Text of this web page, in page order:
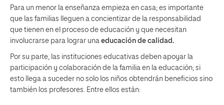
Para un menor la enseñanza empieza en casa; es importante
que las familias lleguen a concientizar de la responsabilidad
que tienen en el proceso de educación y que necesitan
involucrarse para lograr una educación de calidad.
Por su parte, las instituciones educativas deben apoyar la
participación y colaboración de la familia en la educación; si
esto llega a suceder no solo los niños obtendrán beneficios sino
también los profesores. Entre ellos están: